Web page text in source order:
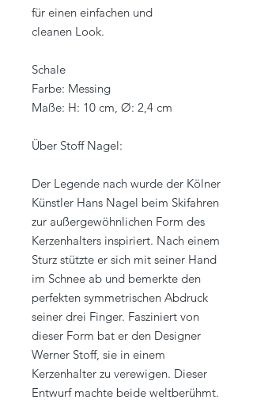
für einen einfachen und
cleanen Look.
Schale
Farbe: Messing
Maße: H: 10 cm, Ø: 2,4 cm
Über Stoff Nagel:
Der Legende nach wurde der Kölner
Künstler Hans Nagel beim Skifahren
zur außergewöhnlichen Form des
Kerzenhalters inspiriert. Nach einem
Sturz stützte er sich mit seiner Hand
im Schnee ab und bemerkte den
perfekten symmetrischen Abdruck
seiner drei Finger. Fasziniert von
dieser Form bat er den Designer
Werner Stoff, sie in einem
Kerzenhalter zu verewigen. Dieser
Entwurf machte beide weltberühmt.